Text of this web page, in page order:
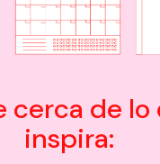
cerca de lo
inspira: